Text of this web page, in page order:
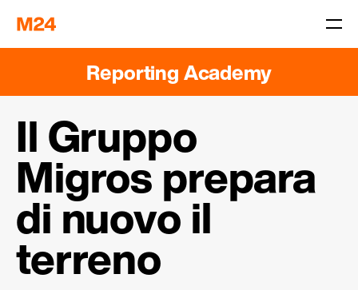
Reporting Academy
Il Gruppo
Migros prepara
di nuovo il
terreno